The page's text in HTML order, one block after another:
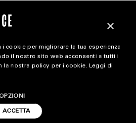
magazine
STYLE
SOLDOUTSERVICE
×
cookie per migliorare la tua esperienza
il nostro sito web acconsenti a tutti i
la nostra policy per i cookie. Leggi di
ACCETTA